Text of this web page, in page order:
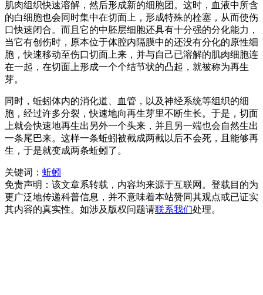
肌肉组织快速溶解，然后形成新的细胞团。这时，血液中所含
的白细胞也会同时集中在切面上，形成特殊的栓塞，从而使伤
口快速闭合。而且它的中胚层细胞还具有十分强的分化能力，
当它有创伤时，原本位于体腔内隔膜中的还没有分化的原性细
胞，快速移动至伤口切面上来，并与自己已溶解的肌肉细胞连
在一起，在切面上形成一个个结节状的凸起，就被称为再生
芽。
同时，蚯蚓体内的消化道、血管，以及神经系统等组织的细
胞，经过许多分裂，快速地向再生芽里不断生长。于是，切面
上就会快速地再生出另外一个头来，并且另一端也会自然生出
一条尾巴来。这样一条蚯蚓被截成两截以后不会死，且能够再
生，于是就变成两条蚯蚓了。
关键词： 蚯蚓
免责声明：该文章系转载，内容均来源于互联网。登载目的为
更广泛地传递科普信息，并不意味着本站赞同其观点或已证实
其内容的真实性。如涉及版权问题请联系我们处理。